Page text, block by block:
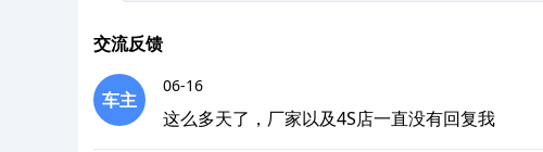
交流反馈
车主
06-16
这么多天了，厂家以及4S店一直没有回复我